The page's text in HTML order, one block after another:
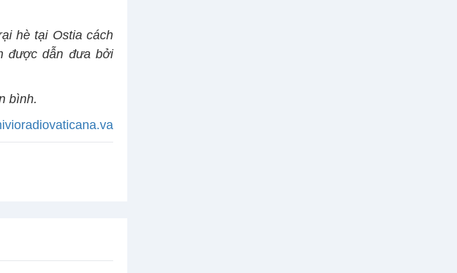
hè tại Ostia cách
được dẫn đưa bởi
bình.